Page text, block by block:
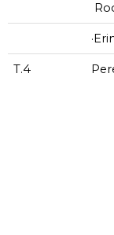
T.4